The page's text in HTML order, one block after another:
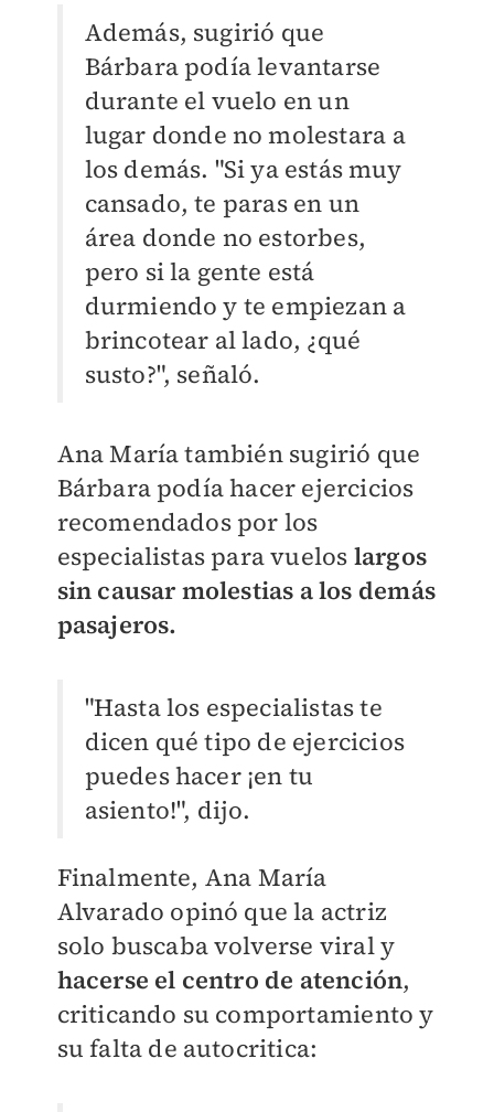
Además, sugirió que
Bárbara podía levantarse
durante el vuelo en un
lugar donde no molestara a
los demás. "Si ya estás muy
cansado, te paras en un
área donde no estorbes,
pero si la gente está
durmiendo y te empiezan a
brincotear al lado, ¿qué
susto?", señaló.
Ana María también sugirió que
Bárbara podía hacer ejercicios
recomendados por los
especialistas para vuelos largos
sin causar molestias a los demás
pasajeros.
"Hasta los especialistas te
dicen qué tipo de ejercicios
puedes hacer ¡en tu
asiento!", dijo.
Finalmente, Ana María
Alvarado opinó que la actriz
solo buscaba volverse viral y
hacerse el centro de atención,
criticando su comportamiento y
su falta de autocritica: